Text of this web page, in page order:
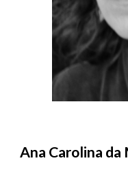
Ana Carolina da